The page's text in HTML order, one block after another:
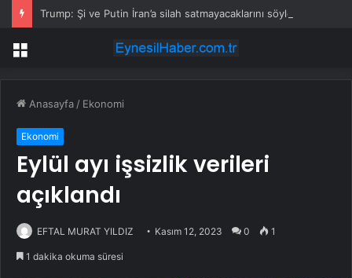
Trump: Şi ve Putin İran’a silah satmayacaklarını söyledi
Menü
Anasayfa / Ekonomi
Ekonomi
Eylül ayı işsizlik verileri
açıklandı
EFTAL MURAT YILDIZ Kasım 12, 2023 0 1
1 dakika okuma süresi